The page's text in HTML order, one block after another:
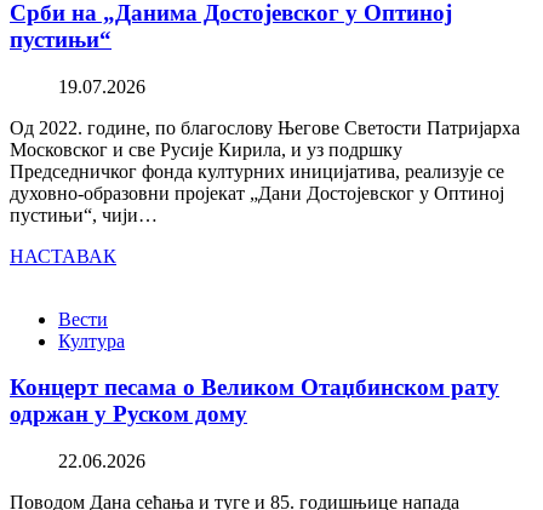
Срби на „Данима Достојевског у Оптиној
пустињи“
19.07.2026
Од 2022. године, по благослову Његове Светости Патријарха
Московског и све Русије Кирила, и уз подршку
Председничког фонда културних иницијатива, реализује се
духовно-образовни пројекат „Дани Достојевског у Оптиној
пустињи“, чији…
НАСТАВАК
Вести
Култура
Концерт песама о Великом Отаџбинском рату
одржан у Руском дому
22.06.2026
Поводом Дана сећања и туге и 85. годишњице напада